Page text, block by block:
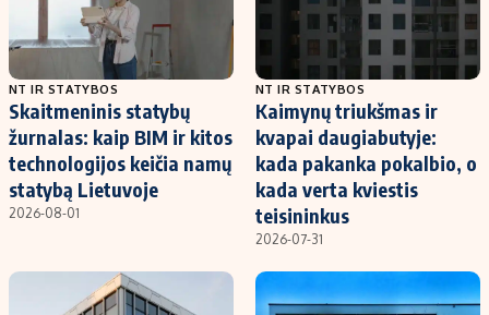
NT IR STATYBOS
Skaitmeninis statybų
žurnalas: kaip BIM ir kitos
technologijos keičia namų
statybą Lietuvoje
2026-08-01
NT IR STATYBOS
Kaimynų triukšmas ir
kvapai daugiabutyje:
kada pakanka pokalbio, o
kada verta kviestis
teisininkus
2026-07-31